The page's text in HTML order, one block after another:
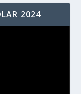
2024